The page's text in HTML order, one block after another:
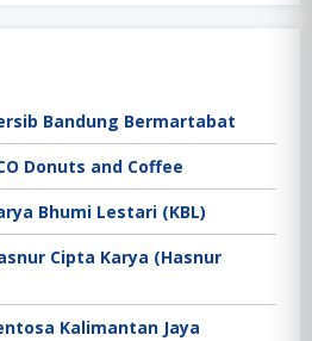
Bandung Bermartabat
Donuts and Coffee
Bhumi Lestari (KBL)
Cipta Karya (Hasnur
Kalimantan Jaya